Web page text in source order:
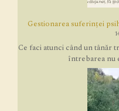
Gestionarea suferinței
Ce faci atunci când un
întrebarea nu